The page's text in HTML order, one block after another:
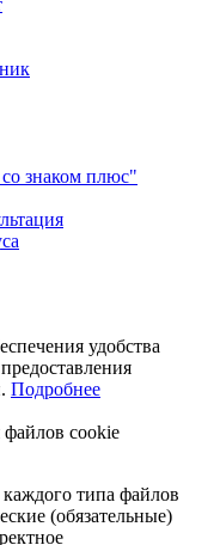
знаком плюс"
удобства
Подробнее
файлов cookie
типа файлов
(обязательные)